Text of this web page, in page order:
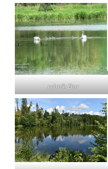
rybník Bor